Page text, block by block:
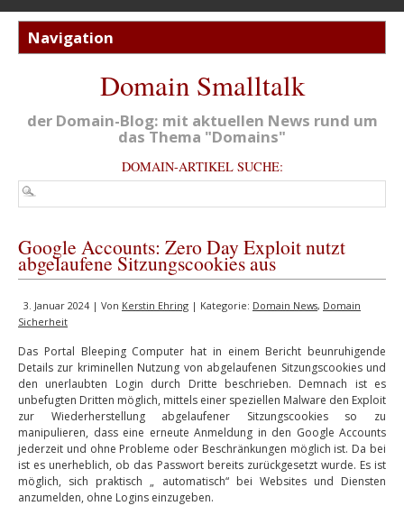
Domain Smalltalk
der Domain-Blog: mit aktuellen News rund um
das Thema "Domains"
DOMAIN-ARTIKEL SUCHE:
Google Accounts: Zero Day Exploit nutzt
abgelaufene Sitzungscookies aus
3. Januar 2024 | Von Kerstin Ehring | Kategorie: Domain News, Domain
Sicherheit
Das Portal Bleeping Computer hat in einem Bericht beunruhigende
Details zur kriminellen Nutzung von abgelaufenen Sitzungscookies und
den unerlaubten Login durch Dritte beschrieben. Demnach ist es
unbefugten Dritten möglich, mittels einer speziellen Malware den Exploit
zur Wiederherstellung abgelaufener Sitzungscookies so zu
manipulieren, dass eine erneute Anmeldung in den Google Accounts
jederzeit und ohne Probleme oder Beschränkungen möglich ist. Da bei
ist es unerheblich, ob das Passwort bereits zurückgesetzt wurde. Es ist
möglich, sich praktisch „ automatisch“ bei Websites und Diensten
anzumelden, ohne Logins einzugeben.